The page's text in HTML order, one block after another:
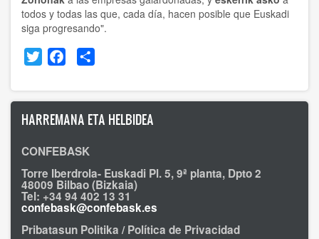
todos y todas las que, cada día, hacen posible que Euskadi
siga progresando".
Twitter Facebook
HARREMANA ETA HELBIDEA
CONFEBASK
Torre Iberdrola- Euskadi Pl. 5, 9ª planta, Dpto 2
48009 Bilbao (Bizkaia)
Tel: +34 94 402 13 31
confebask@confebask.es
Pribatasun Politika / Política de Privacidad